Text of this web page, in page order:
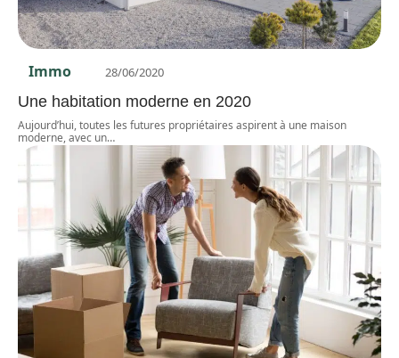
Immo 28/06/2020
Une habitation moderne en 2020
Aujourd’hui, toutes les futures propriétaires aspirent à une maison
moderne, avec un…